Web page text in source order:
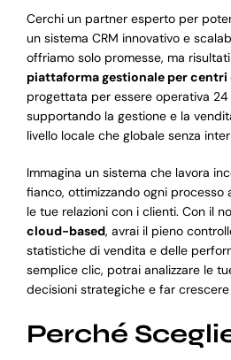
Cerchi un partner esperto per
un sistema CRM innovativo e
offriamo solo promesse, ma
piattaforma gestionale per centri
progettata per essere operativa 24
supportando la gestione e la
livello locale che globale senza
Immagina un sistema che lavora
fianco, ottimizzando ogni processo
le tue relazioni con i clienti. Con il
cloud-based, avrai il pieno
statistiche di vendita e delle
semplice clic, potrai analizzare le
decisioni strategiche e far
Perché